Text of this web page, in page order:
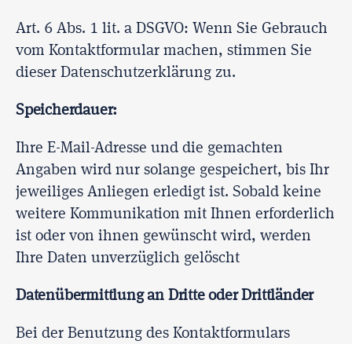
Art. 6 Abs. 1 lit. a DSGVO: Wenn Sie Gebrauch
vom Kontaktformular machen, stimmen Sie
dieser Datenschutzerklärung zu.
Speicherdauer:
Ihre E-Mail-Adresse und die gemachten
Angaben wird nur solange gespeichert, bis Ihr
jeweiliges Anliegen erledigt ist. Sobald keine
weitere Kommunikation mit Ihnen erforderlich
ist oder von ihnen gewünscht wird, werden
Ihre Daten unverzüglich gelöscht
Datenübermittlung an Dritte oder Drittländer
Bei der Benutzung des Kontaktformulars